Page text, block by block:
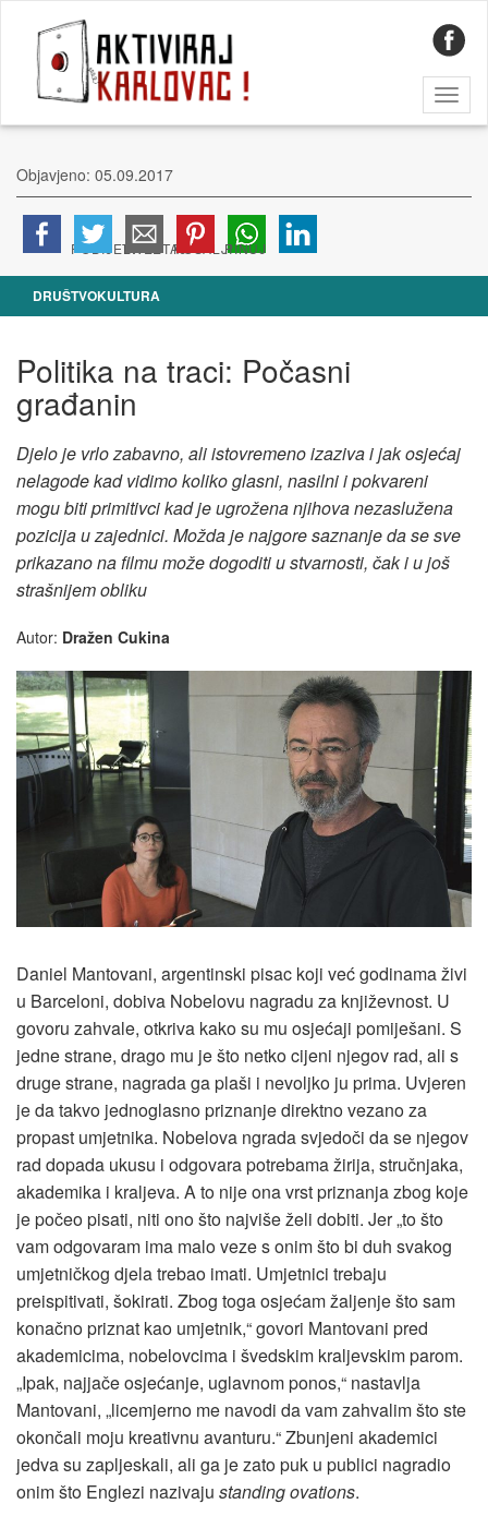
Objavjeno: 05.09.2017
DRUŠTVOKULTURA
Politika na traci: Počasni
građanin
Djelo je vrlo zabavno, ali istovremeno izaziva i jak osjećaj
nelagode kad vidimo koliko glasni, nasilni i pokvareni
mogu biti primitivci kad je ugrožena njihova nezaslužena
pozicija u zajednici. Možda je najgore saznanje da se sve
prikazano na filmu može dogoditi u stvarnosti, čak i u još
strašnijem obliku
Autor: Dražen Cukina
Daniel Mantovani, argentinski pisac koji već godinama živi
u Barceloni, dobiva Nobelovu nagradu za književnost. U
govoru zahvale, otkriva kako su mu osjećaji pomiješani. S
jedne strane, drago mu je što netko cijeni njegov rad, ali s
druge strane, nagrada ga plaši i nevoljko ju prima. Uvjeren
je da takvo jednoglasno priznanje direktno vezano za
propast umjetnika. Nobelova ngrada svjedoči da se njegov
rad dopada ukusu i odgovara potrebama žirija, stručnjaka,
akademika i kraljeva. A to nije ona vrst priznanja zbog koje
je počeo pisati, niti ono što najviše želi dobiti. Jer „to što
vam odgovaram ima malo veze s onim što bi duh svakog
umjetničkog djela trebao imati. Umjetnici trebaju
preispitivati, šokirati. Zbog toga osjećam žaljenje što sam
konačno priznat kao umjetnik,“ govori Mantovani pred
akademicima, nobelovcima i švedskim kraljevskim parom.
„Ipak, najjače osjećanje, uglavnom ponos,“ nastavlja
Mantovani, „licemjerno me navodi da vam zahvalim što ste
okončali moju kreativnu avanturu.“ Zbunjeni akademici
jedva su zapljeskali, ali ga je zato puk u publici nagradio
onim što Englezi nazivaju standing ovations.